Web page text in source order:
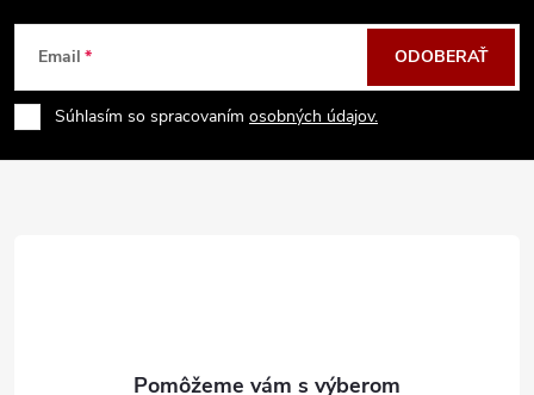
Z
á
p
Email
Súhlasím so spracovaním osobných údajov.
ODOBERAŤ